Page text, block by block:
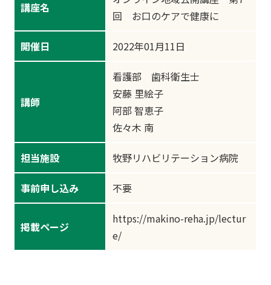
講座名
回 お口のケアで健康に
開催日 2022年01月11日
講師
看護部 歯科衛生士
安藤 里絵子
阿部 智恵子
佐々木 南
担当施設 牧野リハビリテーション病院
事前申し込み 不要
掲載ページ
https://makino-reha.jp/lectur
e/